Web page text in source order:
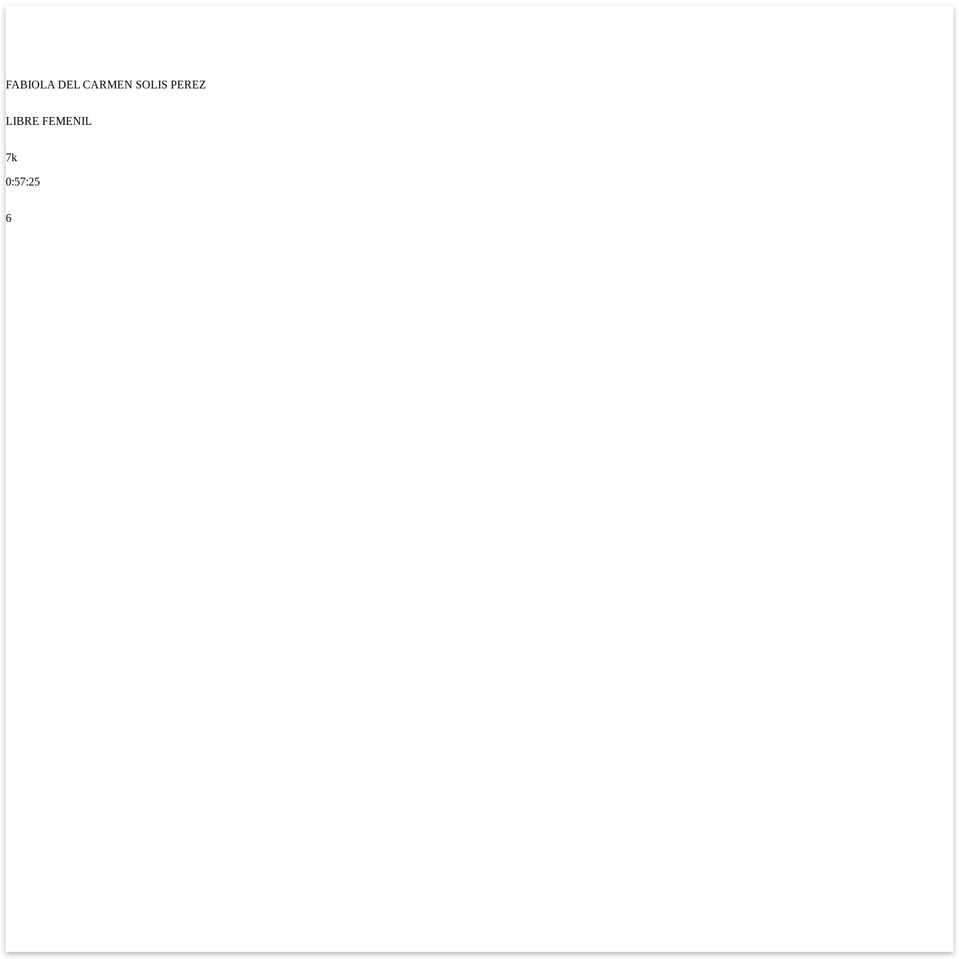
FABIOLA DEL CARMEN SOLIS PEREZ
LIBRE FEMENIL
7k
0:57:25
6